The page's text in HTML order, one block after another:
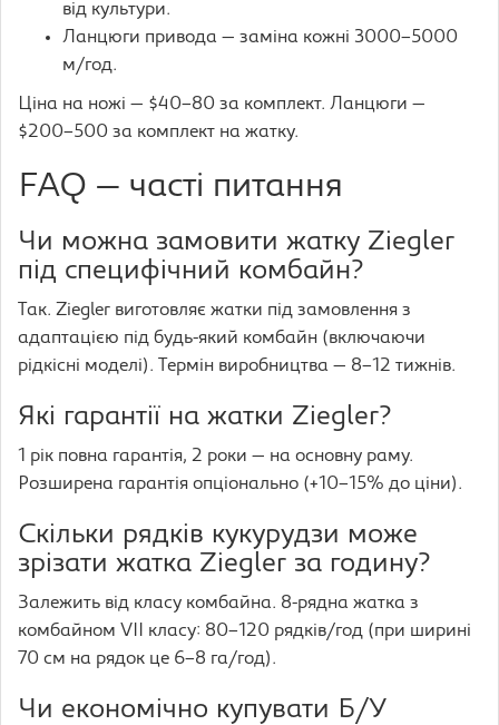
від культури.
Ланцюги привода — заміна кожні 3000–5000
м/год.
Ціна на ножі — $40–80 за комплект. Ланцюги —
$200–500 за комплект на жатку.
FAQ — часті питання
Чи можна замовити жатку Ziegler
під специфічний комбайн?
Так. Ziegler виготовляє жатки під замовлення з
адаптацією під будь-який комбайн (включаючи
рідкісні моделі). Термін виробництва — 8–12 тижнів.
Які гарантії на жатки Ziegler?
1 рік повна гарантія, 2 роки — на основну раму.
Розширена гарантія опціонально (+10–15% до ціни).
Скільки рядків кукурудзи може
зрізати жатка Ziegler за годину?
Залежить від класу комбайна. 8-рядна жатка з
комбайном VII класу: 80–120 рядків/год (при ширині
70 см на рядок це 6–8 га/год).
Чи економічно купувати Б/У